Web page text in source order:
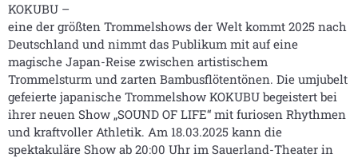
KOKUBU –
eine der größten Trommelshows der Welt kommt 2025 nach
Deutschland und nimmt das Publikum mit auf eine
magische Japan-Reise zwischen artistischem
Trommelsturm und zarten Bambusflötentönen. Die umjubelt
gefeierte japanische Trommelshow KOKUBU begeistert bei
ihrer neuen Show „SOUND OF LIFE“ mit furiosen Rhythmen
und kraftvoller Athletik. Am 18.03.2025 kann die
spektakuläre Show ab 20:00 Uhr im Sauerland-Theater in